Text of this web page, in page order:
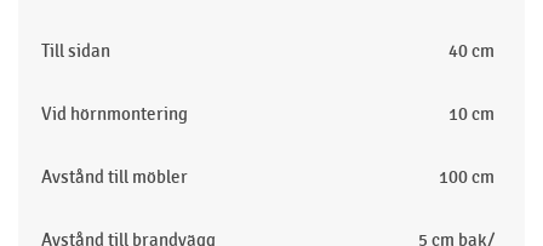
Till sidan 40 cm
Vid hörnmontering 10 cm
Avstånd till möbler 100 cm
Avstånd till brandvägg
5 cm bak/